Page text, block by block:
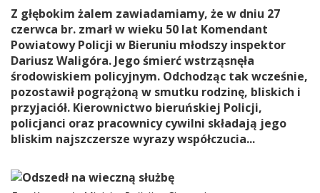
Z głębokim żalem zawiadamiamy, że w dniu 27
czerwca br. zmarł w wieku 50 lat Komendant
Powiatowy Policji w Bieruniu młodszy inspektor
Dariusz Waligóra. Jego śmierć wstrząsnęła
środowiskiem policyjnym. Odchodząc tak wcześnie,
pozostawił pogrążoną w smutku rodzinę, bliskich i
przyjaciół. Kierownictwo bieruńskiej Policji,
policjanci oraz pracownicy cywilni składają jego
bliskim najszczersze wyrazy współczucia...